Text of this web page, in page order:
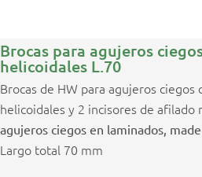
Brocas para agujeros
helicoidales L.70
Brocas de HW para agujeros ciegos
helicoidales y 2 incisores de afilado
agujeros ciegos en laminados,
Largo total 70 mm